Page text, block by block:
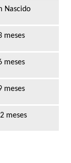
Nascido
meses
meses
meses
meses